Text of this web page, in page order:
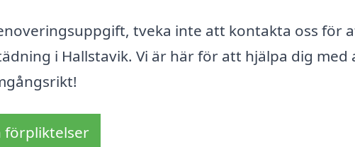
tveka inte att kontakta oss för
i Hallstavik. Vi är här för att hjälpa dig med
förpliktelser